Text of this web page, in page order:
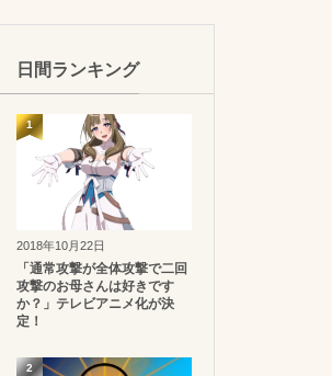
日間ランキング
2018年10月22日
「通常攻撃が全体攻撃で二回
攻撃のお母さんは好きです
か？」テレビアニメ化が決
定！
1
2